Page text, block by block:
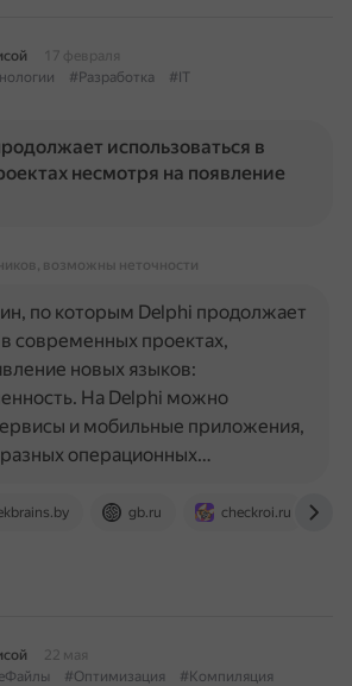
17 февраля
#Разработка
#IT
использоваться в
несмотря на появление
возможны неточности
gb.ru checkroi.ru
по которым Delphi продолжает
современных проектах,
новых языков:
На Delphi можно
и мобильные приложения,
операционных…
22 мая
#Оптимизация
#Компиляция